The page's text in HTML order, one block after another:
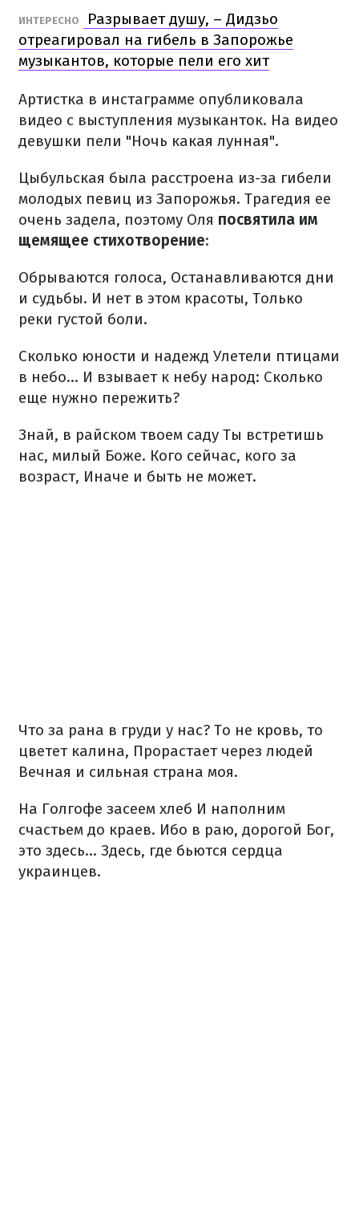
ИНТЕРЕСНО
Разрывает душу, – Дидзьо
отреагировал на гибель в Запорожье
музыкантов, которые пели его хит
Артистка в инстаграмме опубликовала
видео с выступления музыканток. На видео
девушки пели "Ночь какая лунная".
Цыбульская была расстроена из-за гибели
молодых певиц из Запорожья. Трагедия ее
очень задела, поэтому Оля посвятила им
щемящее стихотворение:
Обрываются голоса, Останавливаются дни
и судьбы. И нет в этом красоты, Только
реки густой боли.
Сколько юности и надежд Улетели птицами
в небо… И взывает к небу народ: Сколько
еще нужно пережить?
Знай, в райском твоем саду Ты встретишь
нас, милый Боже. Кого сейчас, кого за
возраст, Иначе и быть не может.
Что за рана в груди у нас? То не кровь, то
цветет калина, Прорастает через людей
Вечная и сильная страна моя.
На Голгофе засеем хлеб И наполним
счастьем до краев. Ибо в раю, дорогой Бог,
это здесь… Здесь, где бьются сердца
украинцев.